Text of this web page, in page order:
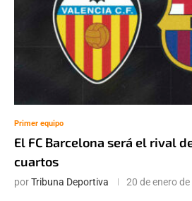
Primer equipo
El FC Barcelona será el rival
cuartos
porTribuna Deportiva 20 de enero